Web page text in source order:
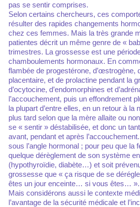
pas se sentir comprises.
Selon certains chercheurs, ces
résulter des rapides changements
chez ces femmes. Mais la très grande
patientes décrit un même genre de «
trimestres. La grossesse est une
chamboulements hormonaux. En
flambée de progestérone, d’œstrogène,
placentaire, et de prolactine pendant la
d’ocytocine, d’endomorphines et
l’accouchement, puis un effondrement
la plupart d’entre elles, en un retour à la
plus tard selon que la mère allaite ou
se « sentir » déstabilisée, et donc un
avant, pendant et après
sous l’angle hormonal ; pour peu que la
quelque dérèglement de son système
(hypothyroïdie, diabète…) et soit
grossesse que « ça risque de se
êtes un jour enceinte… si vous êtes… ».
Mais considérons aussi le contexte
l’avantage de la sécurité médicale et